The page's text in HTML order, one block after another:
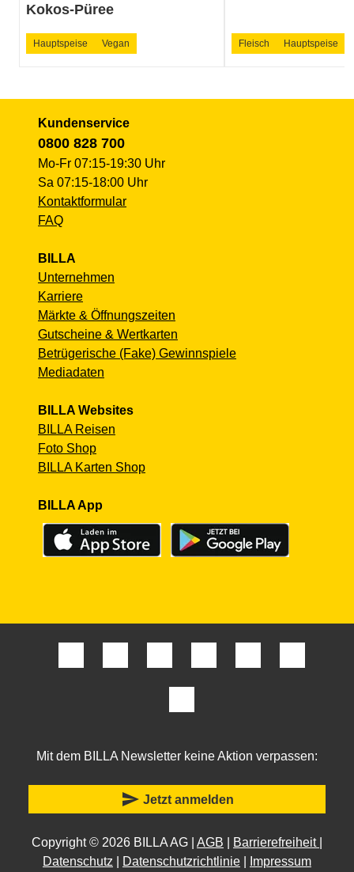
Kokos-Püree
Hauptspeise Vegan Fleisch Hauptspeise
Kundenservice
0800 828 700
Mo-Fr 07:15-19:30 Uhr
Sa 07:15-18:00 Uhr
Kontaktformular
FAQ
BILLA
Unternehmen
Karriere
Märkte & Öffnungszeiten
Gutscheine & Wertkarten
Betrügerische (Fake) Gewinnspiele
Mediadaten
BILLA Websites
BILLA Reisen
Foto Shop
BILLA Karten Shop
BILLA App
Mit dem BILLA Newsletter keine Aktion verpassen:
send Jetzt anmelden
Copyright © 2026 BILLA AG | AGB Barrierefreiheit
Datenschutz
Datenschutzrichtlinie Impressum